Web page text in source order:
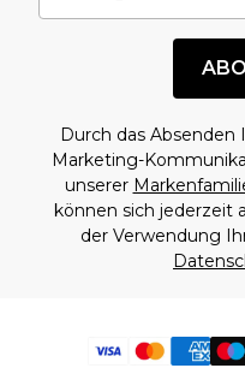
Durch das
Marketing-
unserer
können sich jederzeit
der Verwendung